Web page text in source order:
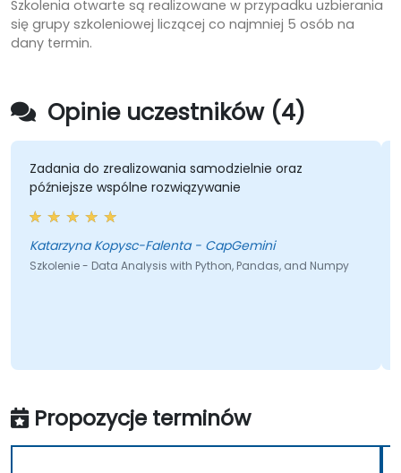
Szkolenia otwarte są realizowane w przypadku uzbierania
się grupy szkoleniowej liczącej co najmniej 5 osób na
dany termin.
Opinie uczestników (4)
Zadania do zrealizowania samodzielnie oraz
późniejsze wspólne rozwiązywanie
Katarzyna Kopysc-Falenta - CapGemini
Szkolenie - Data Analysis with Python, Pandas, and Numpy
Propozycje terminów